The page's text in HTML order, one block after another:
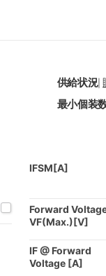
供給状況|
最小個装
IFSM[A]
Forward
VF(Max.)[V]
IF @ Forward
Voltage [A]